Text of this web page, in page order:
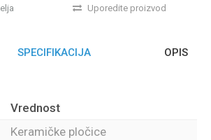
Uporedite proizvod
SPECIFIKACIJA OPIS
Vrednost
Keramičke pločice